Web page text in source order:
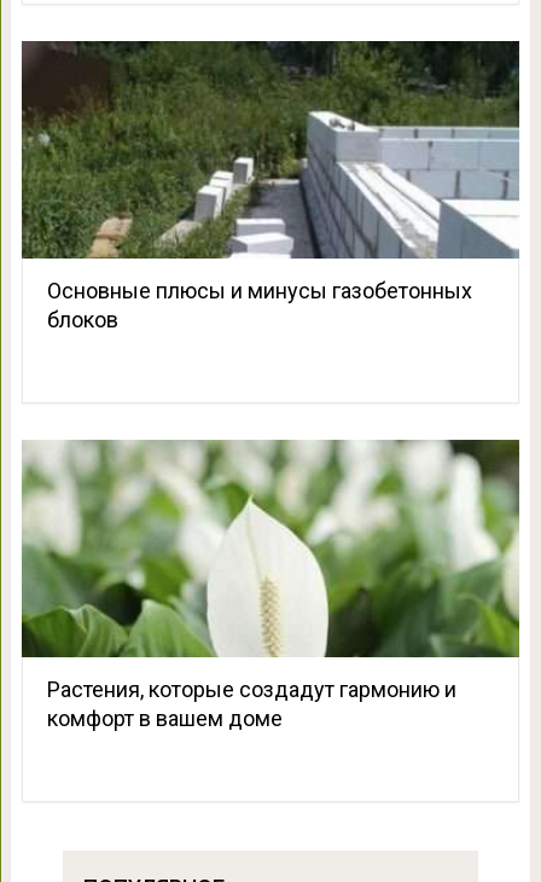
Основные плюсы и минусы газобетонных
блоков
Растения, которые создадут гармонию и
комфорт в вашем доме